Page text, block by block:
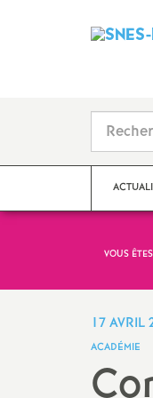
VOUS
17 AVRIL
ACADÉMIE